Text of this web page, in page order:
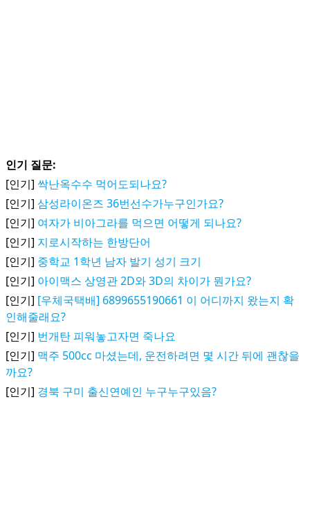
인기 질문:
[인기] 싹난옥수수 먹어도되나요?
[인기] 삼성라이온즈 36번선수가누구인가요?
[인기] 여자가 비아그라를 먹으면 어떻게 되나요?
[인기] 지로시작하는 한방단어
[인기] 중학교 1학년 남자 발기 성기 크기
[인기] 아이맥스 상영관 2D와 3D의 차이가 뭔가요?
[인기] [우체국택배] 6899655190661 이 어디까지 왔는지 확
인해줄래요?
[인기] 번개탄 피워놓고자면 죽나요
[인기] 맥주 500cc 마셨는데, 운전하려면 몇 시간 뒤에 괜찮을
까요?
[인기] 경북 구미 출신연예인 누구누구있음?